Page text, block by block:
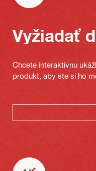
Vyžiadať
Chcete interaktívnu
produkt, aby ste si ho